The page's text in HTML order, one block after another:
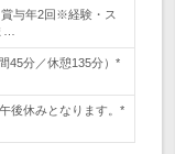
与年2回※経験・ス
…
45分／休憩135分）*
後休みとなります。*